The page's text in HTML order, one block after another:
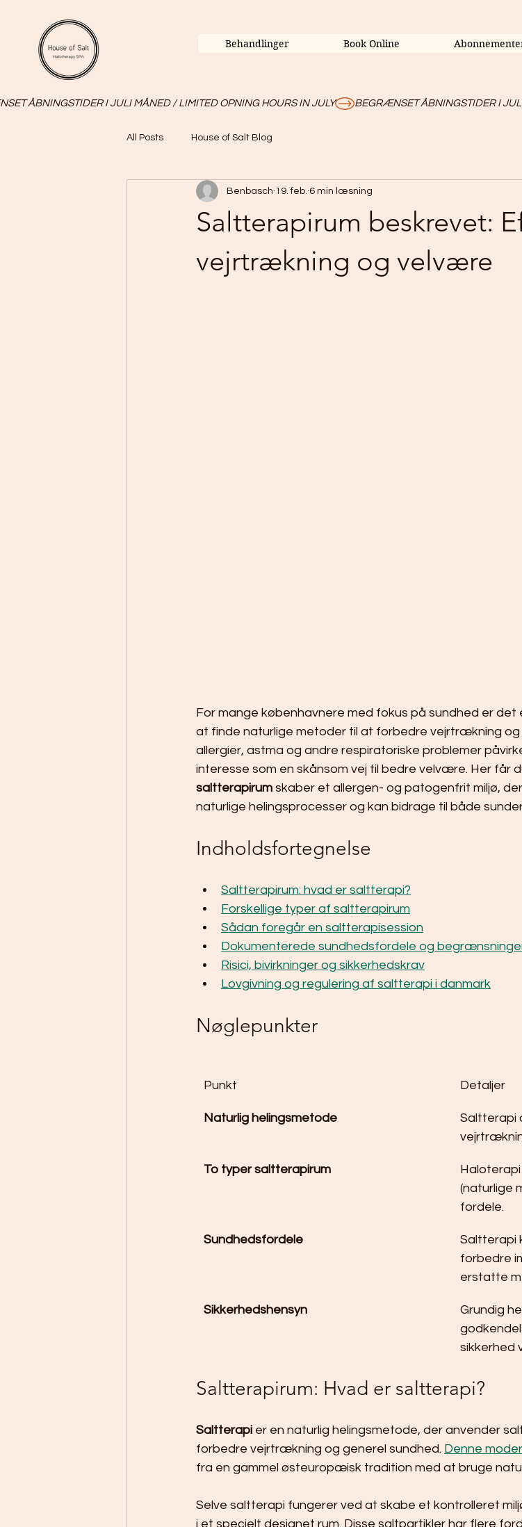
Behandlinger Book Online
ÅBNINGSTIDER I JULI MÅNED / LIMITED OPNING HOURS IN JULY
All Posts House of Salt Blog
Saltterapirum beskrevet:
vejrtrækning og velvære
Benbasch 19. feb. 6 min læsning
For mange københavnere med fokus på sundhed er
at finde naturlige metoder til at forbedre vejrtrækning og
allergier, astma og andre respiratoriske problemer
interesse som en skånsom vej til bedre velvære. Her får
saltterapirum skaber et allergen- og patogenfrit miljø,
naturlige helingsprocesser og kan bidrage til både
Indholdsfortegnelse
Saltterapirum: hvad er saltterapi?
Forskellige typer af saltterapirum
Sådan foregår en saltterapisession
Dokumenterede sundhedsfordele og
Risici, bivirkninger og sikkerhedskrav
Lovgivning og regulering af saltterapi i danmark
Nøglepunkter
Punkt Detaljer
Naturlig helingsmetode
Saltterapi
To typer saltterapirum
(naturlige
fordele.
Sundhedsfordele
Saltterapi
forbedre
erstatte
Sikkerhedshensyn
Grundig
sikkerhed
Saltterapirum: Hvad er saltterapi?
Saltterapi er en naturlig helingsmetode, der anvender
forbedre vejrtrækning og generel sundhed. Denne
fra en gammel østeuropæisk tradition med at bruge
Selve saltterapi fungerer ved at skabe et kontrolleret
i et specielt designet rum. Disse saltpartikler har flere